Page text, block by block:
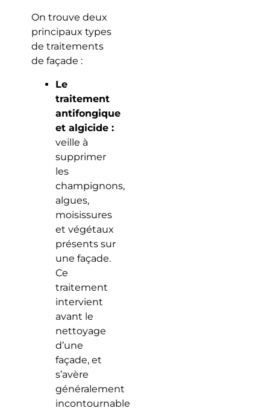
On trouve deux
principaux types
de traitements
de façade :
Le
traitement
antifongique
et algicide :
veille à
supprimer
les
champignons,
algues,
moisissures
et végétaux
présents sur
une façade.
Ce
traitement
intervient
avant le
nettoyage
d’une
façade, et
s’avère
généralement
incontournable